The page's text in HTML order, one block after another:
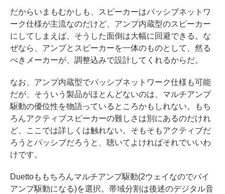
だからいまもむかしも、スピーカーはパッシブネットワ
ーク仕様が主流なのだけど、アンプ内蔵型のスピーカー
にしてしまえば、そうした面倒は大幅に回避できる。な
ぜなら、アンプとスピーカーを一体のものとして、然る
べきメーカーが、調整込みで設計してくれるからだ。
なお、アンプ内蔵型でパッシブネットワーク仕様も可能
だが、そういう製品がほとんどないのは、マルチアンプ
駆動の優位性を物語っているところかもしれない。もち
ろんアクティブスピーカーの難しさは別にあるのだけれ
ど、ここでは詳しくは触れない。そもそもアクティブだ
ろうとパッシブだろうと、聴いてよければそれでいいわ
けです。
Duettoももちろんマルチアンプ駆動(2ウェイなのでバイ
アンプ駆動になる)を選択。帯域分割は後述のデジタル音